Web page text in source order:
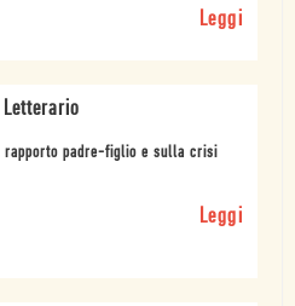
Leggi
rapporto padre-figlio e sulla crisi
Leggi